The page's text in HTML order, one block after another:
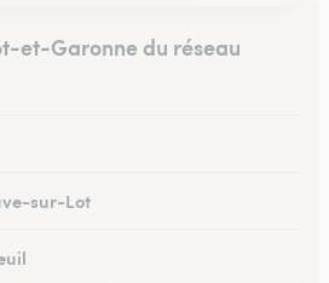
et-Garonne du réseau
sur-Lot